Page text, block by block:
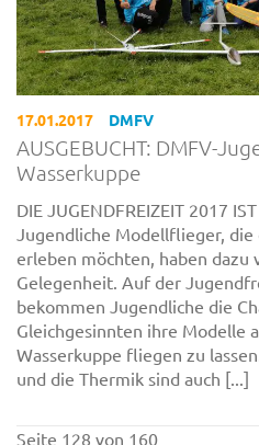
17.01.2017 DMFV
AUSGEBUCHT: DMFV-
Wasserkuppe
DIE JUGENDFREIZEIT 2017
Jugendliche Modellflieger,
erleben möchten, haben dazu
Gelegenheit. Auf der
bekommen Jugendliche die
Gleichgesinnten ihre Modelle
Wasserkuppe fliegen zu
und die Thermik sind auch [...]
Seite 128 von 160